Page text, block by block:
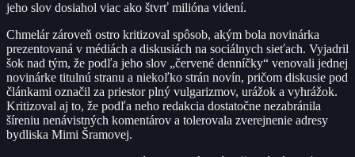
jeho slov dosiahol viac ako štvrť milióna videní.
Chmelár zároveň ostro kritizoval spôsob, akým bola novinárka
prezentovaná v médiách a diskusiách na sociálnych sieťach. Vyjadril
šok nad tým, že podľa jeho slov „červené denníčky“ venovali jednej
novinárke titulnú stranu a niekoľko strán novín, pričom diskusie pod
článkami označil za priestor plný vulgarizmov, urážok a vyhrážok.
Kritizoval aj to, že podľa neho redakcia dostatočne nezabránila
šíreniu nenávistných komentárov a tolerovala zverejnenie adresy
bydliska Mimi Šramovej.